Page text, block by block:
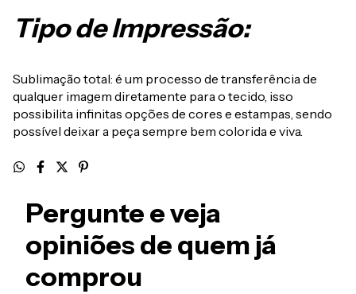
Tipo de Impressão:
Sublimação total: é um processo de transferência de
qualquer imagem diretamente para o tecido, isso
possibilita infinitas opções de cores e estampas, sendo
possível deixar a peça sempre bem colorida e viva.
Pergunte e veja
opiniões de quem já
comprou